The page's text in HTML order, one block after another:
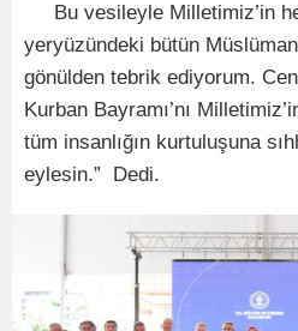
Bu vesileyle Milletimiz’in
yeryüzündeki bütün
gönülden tebrik ediyorum.
Kurban Bayramı’nı
tüm insanlığın kurtuluşuna
eylesin.” Dedi.